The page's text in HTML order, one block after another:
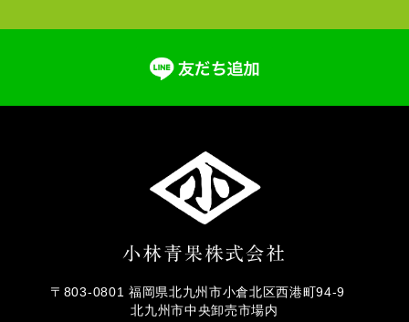
〒803-0801 福岡県北九州市小倉北区西港町94-9
北九州市中央卸売市場内